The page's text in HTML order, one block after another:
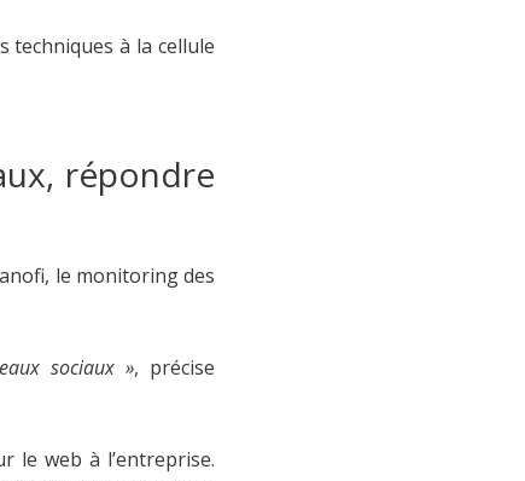
à la cellule
répondre
le monitoring des
sociaux », précise
le web à l’entreprise.